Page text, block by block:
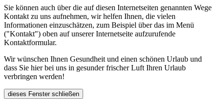
Sie können auch über die auf diesen Internetseiten genannten Wege
Kontakt zu uns aufnehmen, wir helfen Ihnen, die vielen
Informationen einzuschätzen, zum Beispiel über das im Menü
("Kontakt") oben auf unserer Internetseite aufzurufende
Kontaktformular.
Wir wünschen Ihnen Gesundheit und einen schönen Urlaub und
dass Sie hier bei uns in gesunder frischer Luft Ihren Urlaub
verbringen werden!
dieses Fenster schließen